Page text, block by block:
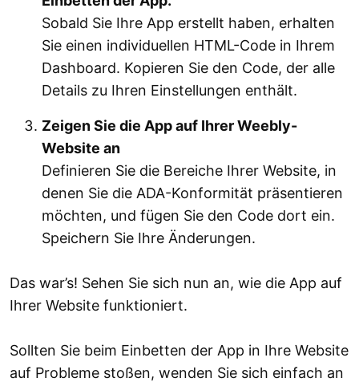
Sobald Sie Ihre App erstellt haben, erhalten
Sie einen individuellen HTML-Code in Ihrem
Dashboard. Kopieren Sie den Code, der alle
Details zu Ihren Einstellungen enthält.
Zeigen Sie die App auf Ihrer Weebly-
Website an
Definieren Sie die Bereiche Ihrer Website, in
denen Sie die ADA-Konformität präsentieren
möchten, und fügen Sie den Code dort ein.
Speichern Sie Ihre Änderungen.
Das war’s! Sehen Sie sich nun an, wie die App auf
Ihrer Website funktioniert.
Sollten Sie beim Einbetten der App in Ihre Website
auf Probleme stoßen, wenden Sie sich einfach an